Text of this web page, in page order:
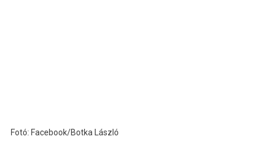
Fotó: Facebook/Botka László